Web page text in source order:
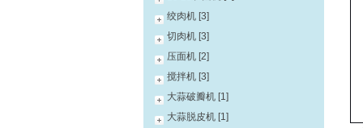
绞肉机 [3]
切肉机 [3]
压面机 [2]
搅拌机 [3]
大蒜破瓣机 [1]
大蒜脱皮机 [1]